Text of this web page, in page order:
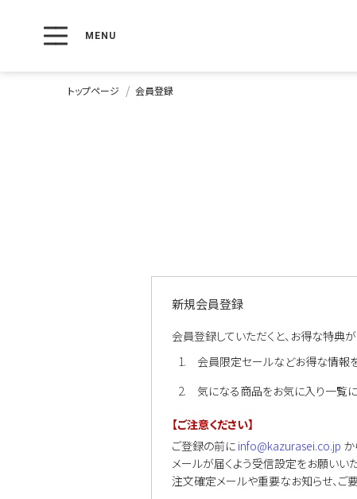
トップページ 会員登録
新規会員登録
会員登録していただくと、お得な特典
会員限定セールなどお得な情報
気になる商品をお気に入り一覧に
【ご注意ください】
ご登録の前に info@kazurasei.co.jp か
メールが届くよう受信設定をお願いいた
注文確定メールや重要なお知らせ、ご